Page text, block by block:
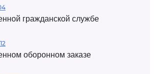
гражданской службе
оборонном заказе